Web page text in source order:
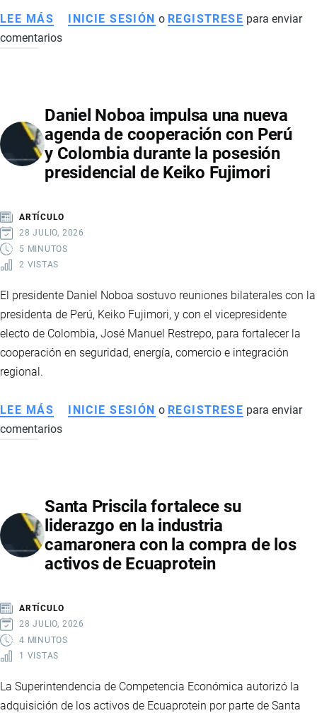
LEE MÁS SOBRE
ECUADOR
ÚNICA
DE
INVERSIONES
Y
COMERCIALES
PARA
FORTALECER
INICIE SESIÓN o REGISTRESE para enviar
comentarios
Daniel Noboa impulsa una nueva
agenda de cooperación con Perú
y Colombia durante la posesión
presidencial de Keiko Fujimori
ARTÍCULO
28 JULIO, 2026
5 MINUTOS
2 VISTAS
El presidente Daniel Noboa sostuvo reuniones bilaterales con la
presidenta de Perú, Keiko Fujimori, y con el vicepresidente
electo de Colombia, José Manuel Restrepo, para fortalecer la
cooperación en seguridad, energía, comercio e integración
regional.
LEE MÁS SOBRE
DANIEL
NUEVA
AGENDA
DE
COOPERACIÓN
Y
COLOMBIA
DURANTE
INICIE SESIÓN o REGISTRESE para enviar
comentarios
Santa Priscila fortalece su
liderazgo en la industria
camaronera con la compra de los
activos de Ecuaprotein
ARTÍCULO
28 JULIO, 2026
4 MINUTOS
1 VISTAS
La Superintendencia de Competencia Económica autorizó la
adquisición de los activos de Ecuaprotein por parte de Santa